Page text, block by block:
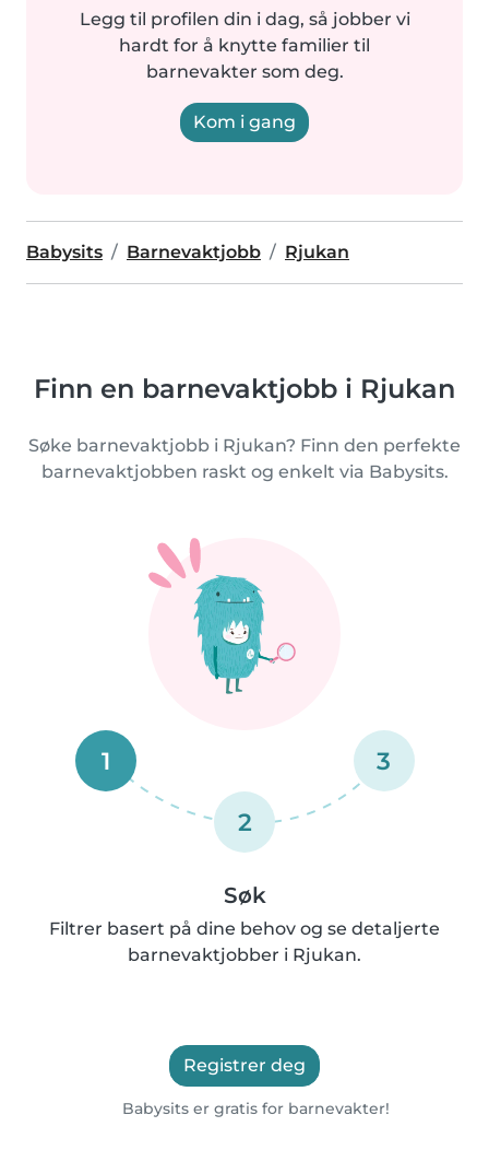
Legg til profilen din i dag, så jobber vi
hardt for å knytte familier til
barnevakter som deg.
Kom i gang
Babysits Barnevaktjobb Rjukan
Finn en barnevaktjobb i Rjukan
Søke barnevaktjobb i Rjukan? Finn den perfekte
barnevaktjobben raskt og enkelt via Babysits.
1
2
3
Søk
Filtrer basert på dine behov og se detaljerte
barnevaktjobber i Rjukan.
Registrer deg
Babysits er gratis for barnevakter!